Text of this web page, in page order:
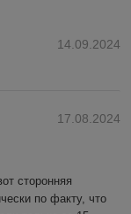
14.09.2024
17.08.2024
сторонняя
по факту, что